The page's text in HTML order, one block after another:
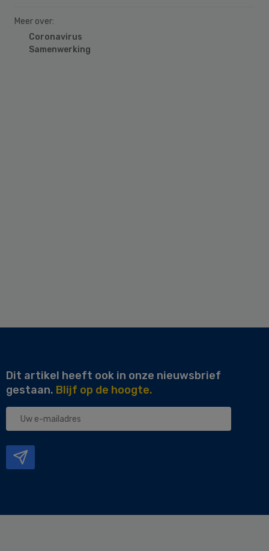
Meer over:
Coronavirus
Samenwerking
Dit artikel heeft ook in onze nieuwsbrief
gestaan. Blijf op de hoogte.
Uw